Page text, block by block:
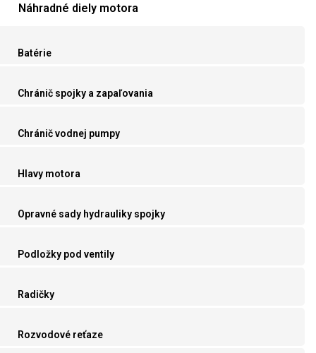
Náhradné diely motora
Batérie
Chránič spojky a zapaľovania
Chránič vodnej pumpy
Hlavy motora
Opravné sady hydrauliky spojky
Podložky pod ventily
Radičky
Rozvodové reťaze